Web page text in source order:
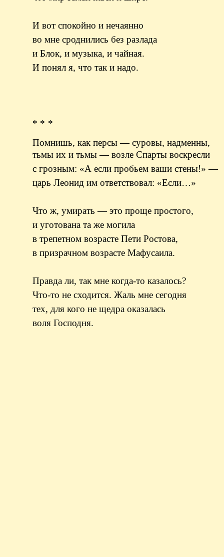
И вот спокойно и нечаянно
во мне сроднились без разлада
и Блок, и музыка, и чайная.
И понял я, что так и надо.
* * *
Помнишь, как персы — суровы, надменны,
тьмы их и тьмы — возле Спарты воскресли
с грозным: «А если пробьем ваши стены!» —
царь Леонид им ответствовал: «Если…»
Что ж, умирать — это проще простого,
и уготована та же могила
в трепетном возрасте Пети Ростова,
в призрачном возрасте Мафусаила.
Правда ли, так мне когда-то казалось?
Что-то не сходится. Жаль мне сегодня
тех, для кого не щедра оказалась
воля Господня.